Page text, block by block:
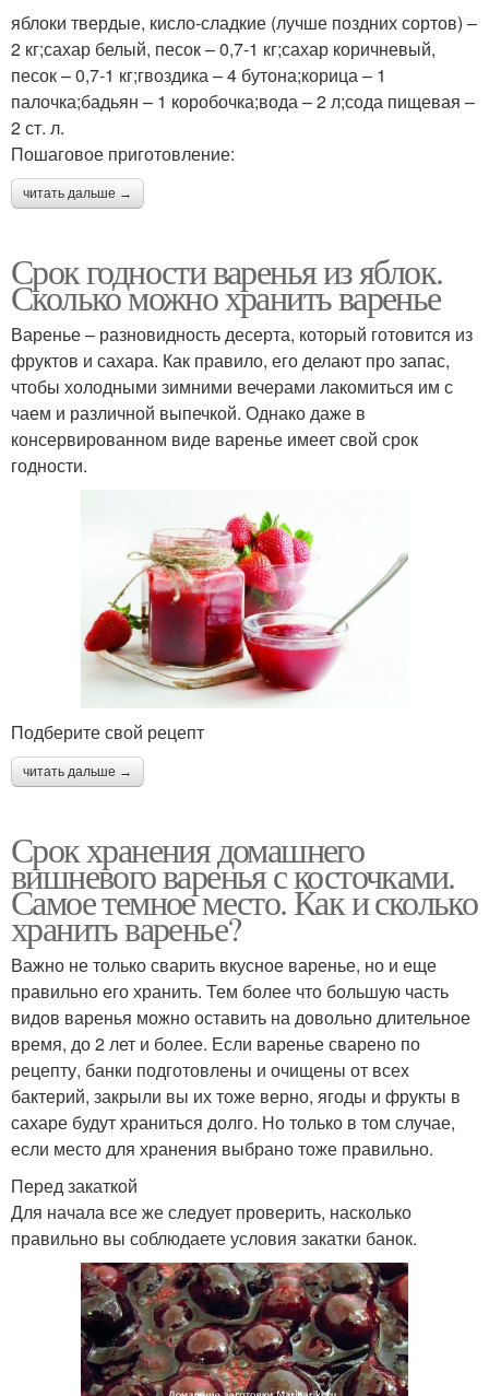
яблоки твердые, кисло-сладкие (лучше поздних сортов) –
2 кг;сахар белый, песок – 0,7-1 кг;сахар коричневый,
песок – 0,7-1 кг;гвоздика – 4 бутона;корица – 1
палочка;бадьян – 1 коробочка;вода – 2 л;сода пищевая –
2 ст. л.
Пошаговое приготовление:
читать дальше →
Срок годности варенья из яблок.
Сколько можно хранить варенье
Варенье – разновидность десерта, который готовится из
фруктов и сахара. Как правило, его делают про запас,
чтобы холодными зимними вечерами лакомиться им с
чаем и различной выпечкой. Однако даже в
консервированном виде варенье имеет свой срок
годности.
Подберите свой рецепт
читать дальше →
Срок хранения домашнего
вишневого варенья с косточками.
Самое темное место. Как и сколько
хранить варенье?
Важно не только сварить вкусное варенье, но и еще
правильно его хранить. Тем более что большую часть
видов варенья можно оставить на довольно длительное
время, до 2 лет и более. Если варенье сварено по
рецепту, банки подготовлены и очищены от всех
бактерий, закрыли вы их тоже верно, ягоды и фрукты в
сахаре будут храниться долго. Но только в том случае,
если место для хранения выбрано тоже правильно.
Перед закаткой
Для начала все же следует проверить, насколько
правильно вы соблюдаете условия закатки банок.